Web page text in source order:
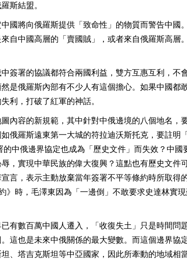
斯結盟。
國將向俄羅斯提供「致命性」的物質而警告中國
自中國高層的「賣國賊」，或者來自俄羅斯高層
簽署的協議都符合兩國利益，雙方互惠互利，不
是俄羅斯內部有不少人有這個擔心。如果中國都
利，打破了紅軍的神話。
內容的新規範，其中針對中俄邊境的八個地名，
俄羅斯遠東第一大城的符拉迪沃斯托克，要註明
中俄邊界協定也成為「歷史文件」而失效？中國
，實現中華民族的偉大復興？這點也有歷史文件
言，表示主動放棄當年簽署不平等條約時所取得
時，毛澤東因為「一邊倒」不敢要求史達林實
有數百萬中國人遷入，「收復失土」只是時間問
這也是未來中俄關係的最大變數。而這個邊界協
、塔吉克斯坦等中亞國家，因此所牽動的地域相